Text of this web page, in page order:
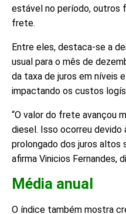
estável no período, outros
frete.
Entre eles, destaca-se a
usual para o mês de
da taxa de juros em níveis
impactando os custos
“O valor do frete avançou
diesel. Isso ocorreu devido
prolongado dos juros altos
afirma Vinicios Fernandes,
Média anual
O índice também mostra